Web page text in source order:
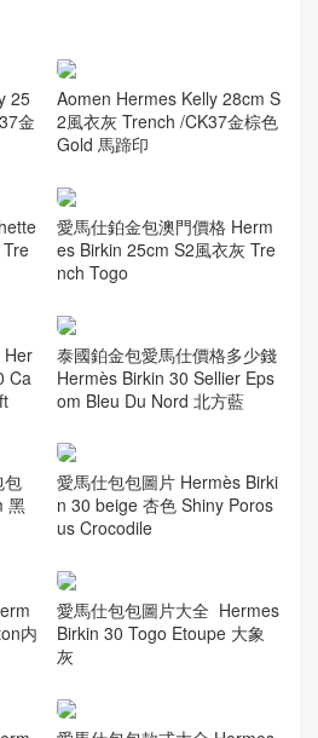
25
金
Aomen Hermes Kelly 28cm S
2風衣灰 Trench /CK37金棕色
Gold 馬蹄印
愛馬仕鉑金包澳門價格 Herm
es Birkin 25cm S2風衣灰 Tre
nch Togo
Her
Ca
泰國鉑金包愛馬仕價格多少錢
Hermès Birkin 30 Sellier Eps
om Bleu Du Nord 北方藍
包
黑
愛馬仕包包圖片 Hermès Birki
n 30 beige 杏色 Shiny Poros
us Crocodile
内
愛馬仕包包圖片大全 Hermes
Birkin 30 Togo Etoupe 大象
灰